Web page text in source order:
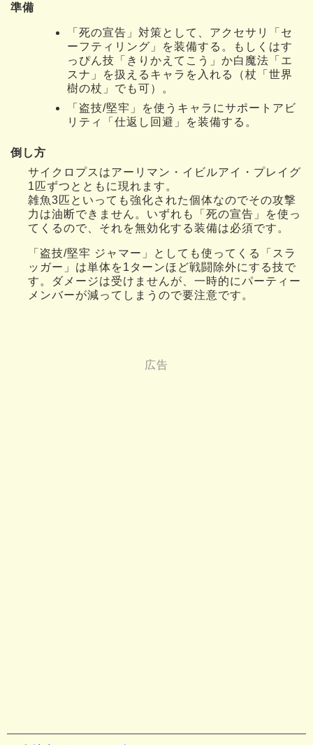
準備
「死の宣告」対策として、アクセサリ「セ
ーフティリング」を装備する。もしくはす
っぴん技「きりかえてこう」か白魔法「エ
スナ」を扱えるキャラを入れる（杖「世界
樹の杖」でも可）。
「盗技/堅牢」を使うキャラにサポートアビ
リティ「仕返し回避」を装備する。
倒し方
サイクロプスはアーリマン・イビルアイ・プレイグ
1匹ずつとともに現れます。
雑魚3匹といっても強化された個体なのでその攻撃
力は油断できません。いずれも「死の宣告」を使っ
てくるので、それを無効化する装備は必須です。
「盗技/堅牢 ジャマー」としても使ってくる「スラ
ッガー」は単体を1ターンほど戦闘除外にする技で
す。ダメージは受けませんが、一時的にパーティー
メンバーが減ってしまうので要注意です。